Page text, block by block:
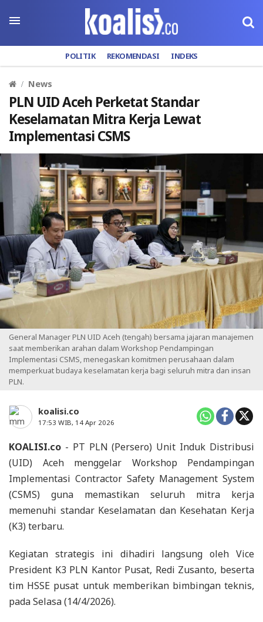
POLITIK REKOMENDASI INDEKS
News
PLN UID Aceh Perketat Standar
Keselamatan Mitra Kerja Lewat
Implementasi CSMS
General Manager PLN UID Aceh (tengah) bersama jajaran manajemen
saat memberikan arahan dalam Workshop Pendampingan
Implementasi CSMS, menegaskan komitmen perusahaan dalam
memperkuat budaya keselamatan kerja bagi seluruh mitra dan insan
PLN.
koalisi.co
17:53 WIB, 14 Apr 2026
KOALISI.co - PT PLN (Persero) Unit Induk Distribusi
(UID) Aceh menggelar Workshop Pendampingan
Implementasi Contractor Safety Management System
(CSMS) guna memastikan seluruh mitra kerja
memenuhi standar Keselamatan dan Kesehatan Kerja
(K3) terbaru.
Kegiatan strategis ini dihadiri langsung oleh Vice
President K3 PLN Kantor Pusat, Redi Zusanto, beserta
tim HSSE pusat untuk memberikan bimbingan teknis,
pada Selasa (14/4/2026).